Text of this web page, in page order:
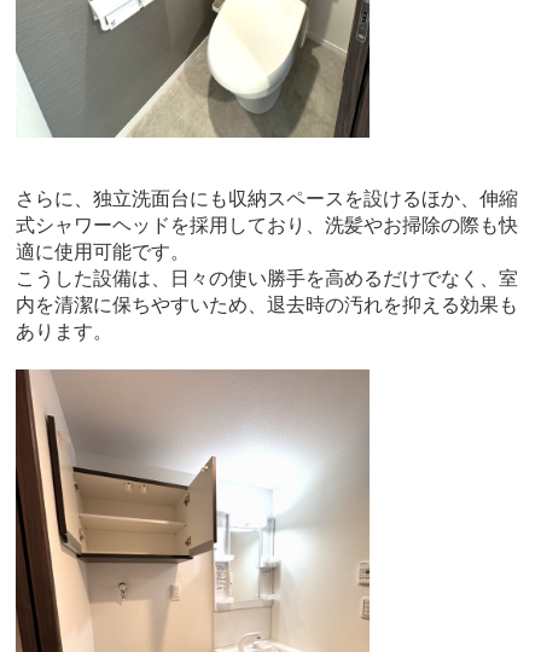
さらに、独立洗面台にも収納スペースを設けるほか、伸縮
式シャワーヘッドを採用しており、洗髪やお掃除の際も快
適に使用可能です。
こうした設備は、日々の使い勝手を高めるだけでなく、室
内を清潔に保ちやすいため、退去時の汚れを抑える効果も
あります。